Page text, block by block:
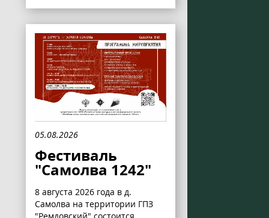
05.08.2026
Фестиваль
"Самолва 1242"
8 августа 2026 года в д.
Самолва на территории ГПЗ